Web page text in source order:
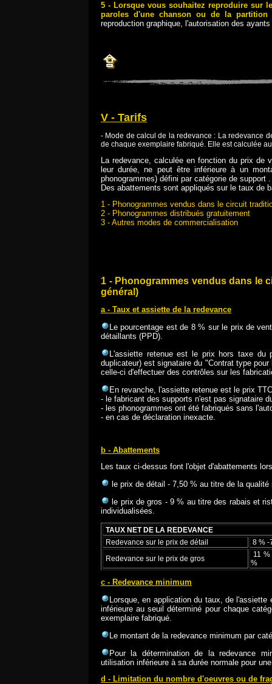
5 - Lorsque vous souhaitez reproduire sur
paroles d'une chanson ou de la partition
reproduction graphique, l'autorisation des
V - Tarifs
- Mode de calcul de la redevance : La redevance
de chaque exemplaire fabriqué. Elle est calculée
La redevance, calculée en fonction du prix de
leur durée, ne peut être inférieure à un
phonogrammes) défini par catégorie de support .
Des abattements sont appliqués sur le taux de
1 - Phonogrammes vendus dans le circuit
2 - Phonogrammes distribués gratuitement
3 - Autres modes de commercialisation
1 - Phonogrammes vendus dans le
général)
a - Taux et assiette de la redevance
Le pourcentage est de 8 % sur le prix de
détaillants (PPD).
L'assiette retenue est le prix hors taxe du
duplicateur) est signataire du "Contrat type
celle-ci d'effectuer des contrôles sur les
En revanche, l'assiette retenue est le prix
- le fabricant des supports n'est pas signataire
- les phonogrammes ont été fabriqués sans
- en cas de déclaration inexacte.
b - Abattements
Les taux ci-dessus font l'objet d'abattements
le prix de détail - 7,50 % au titre de la
le prix de gros - 9 % au titre des rabais et
individualisées.
TAUX NET DE LA REDEVANCE
Redevance sur le prix de détail
8 % -
Redevance sur le prix de gros
11
%
c - Redevance minimum
Lorsque, en application du taux, de
inférieure au seuil déterminé pour chaque
exemplaire fabriqué.
Le montant de la redevance minimum par
Pour la détermination de la redevance
utilisation inférieure à sa durée normale pour
d - Limitation du nombre d'oeuvres ou de